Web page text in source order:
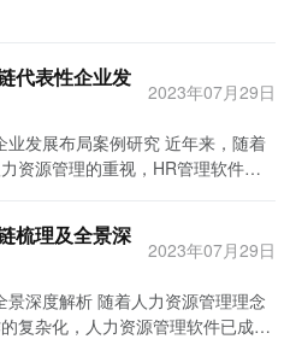
代表性企业发
2023年07月29日
局案例研究 近年来，随着
资源管理的重视，HR管理软件产
商之一。蓝鲸考勤在发展布局方
势。他们开发了一款在线考勤系
种功能，方便了企业对员工出勤情
计算、大数据等技术相结合，为企
梳理及全景深
2023年07月29日
力资源管理理念
复杂化，人力资源管理软件已成为